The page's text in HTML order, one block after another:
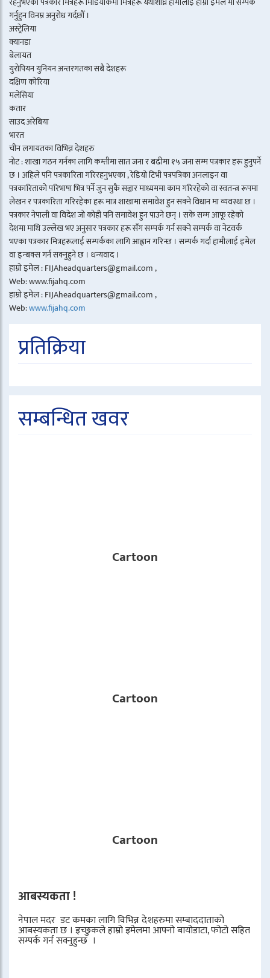
गर्नुहुन विनम्र अनुरोध गर्दछौँ ।
अस्ट्रेलिया
क्यानडा
बेलायत
युरोपियन युनियन अन्तरगतका सबै देशहरू
दक्षिण कोरिया
मलेसिया
कतार
साउद अरेबिया
भारत
चीन लगायतका विभिन्न देशहरु
नोट : शाखा गठन गर्नका लागि कम्तीमा सात जना र बढीमा १५ जना सम्म पत्रकार हरू हुनुपर्ने
छ । अहिले पनि पत्रकारिता गरिरहनुभएका , रेडियो टिभी पत्रपत्रिका अनलाइन वा
पत्रकारिताको परिभाषा भित्र पर्ने जुन सुकै सञ्चार माध्यममा काम गरिरहेको वा स्वतन्त्र रूपमा
लेखन र पत्रकारिता गरिरहेका हरू मात्र शाखामा समावेश हुन सक्ने विधान मा व्यवस्था छ ।
पत्रकार नेपाली वा विदेश जो कोही पनि समावेश हुन पाउने छन् । सके सम्म आफू रहेको
देशमा माथि उल्लेख भए अनुसार पत्रकार हरू सँग सम्पर्क गर्न सक्ने सम्पर्क वा नेटवर्क
भएका पत्रकार मित्रहरूलाई सम्पर्कका लागि आह्वान गरिन्छ । सम्पर्क गर्दा हामीलाई इमेल
वा इन्बक्स गर्न सक्नुहुने छ । धन्यवाद ।
हाम्रो इमेल : FIJAheadquarters@gmail.com ,
Web: www.fijahq.com
हाम्रो इमेल : FIJAheadquarters@gmail.com ,
Web:www.fijahq.com
प्रतिक्रिया
सम्बन्धित खवर
Cartoon
Cartoon
Cartoon
आबस्यकता !
नेपाल मदर डट कमका लागि विभिन्न देशहरुमा सम्बाददाताको
आबस्यकता छ । इच्छुकले हाम्रो इमेलमा आफ्नो बायोडाटा, फोटो सहित
सम्पर्क गर्न सक्नुहुन्छ ।